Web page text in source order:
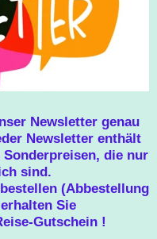
Newsletter genau
Newsletter enthält
die nur
sind.
(Abbestellung
Sie
Gutschein !